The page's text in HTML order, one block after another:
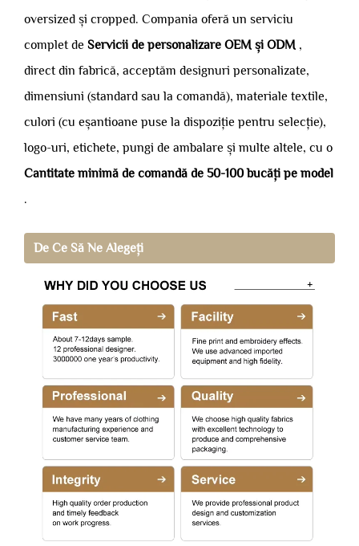
oversized și cropped. Compania oferă un serviciu
complet de Servicii de personalizare OEM și ODM ,
direct din fabrică, acceptăm designuri personalizate,
dimensiuni (standard sau la comandă), materiale textile,
culori (cu eșantioane puse la dispoziție pentru selecție),
logo-uri, etichete, pungi de ambalare și multe altele, cu o
Cantitate minimă de comandă de 50-100 bucăți pe model
.
De Ce Să Ne Alegeți